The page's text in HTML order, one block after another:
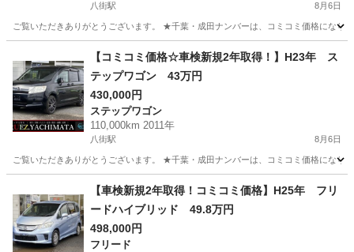
八街駅 8月6日
ご覧いただきありがとうございます。 ★千葉・成田ナンバーは、コミコミ価格にな
ステップワゴン 走行距離
【コミコミ価格☆車検新規2年取得！】H23年 ス
テップワゴン 43万円
430,000円
ステップワゴン
110,000km 2011年
八街駅 8月6日
ご覧いただきありがとうございます。 ★千葉・成田ナンバーは、コミコミ価格にな
八街駅 ステップワゴン 走行距離
【車検新規2年取得！コミコミ価格】H25年 フリ
ードハイブリッド 49.8万円
498,000円
フリード